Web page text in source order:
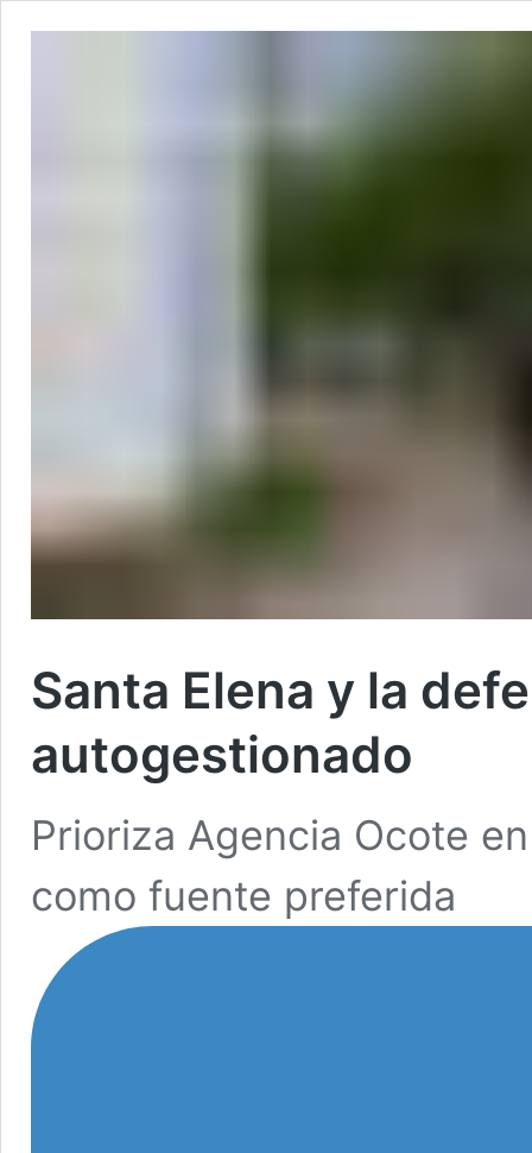
Santa Elena y la
autogestionado
Prioriza Agencia Ocote
como fuente preferida